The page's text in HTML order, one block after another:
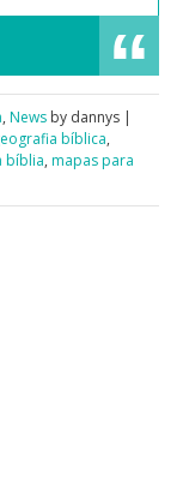
, News by dannys |
bíblica,
bíblia, mapas para